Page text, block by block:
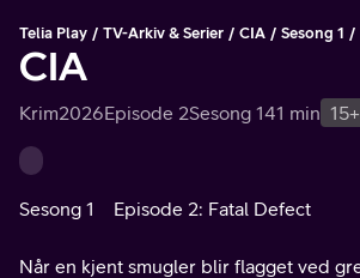
Telia Play TV-Arkiv & Serier CIA Sesong 1
CIA
Krim2026Episode 2Sesong 141 min 15+
Sesong 1 Episode 2: Fatal Defect
Når en kjent smugler blir flagget ved